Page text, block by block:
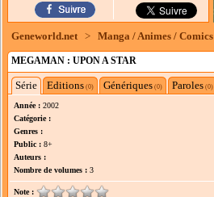
Geneworld.net > Manga / Animes / Comics
MEGAMAN : UPON A STAR
Série Editions (0) Génériques (0) Paroles (0)
Année : 2002
Catégorie :
Genres :
Public : 8+
Auteurs :
Nombre de volumes : 3
Note :